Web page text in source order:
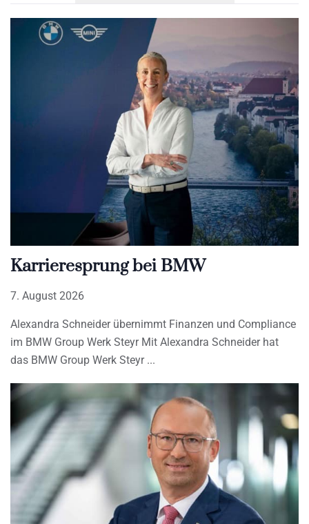
Karrieresprung bei BMW
7. August 2026
Alexandra Schneider übernimmt Finanzen und Compliance
im BMW Group Werk Steyr Mit Alexandra Schneider hat
das BMW Group Werk Steyr